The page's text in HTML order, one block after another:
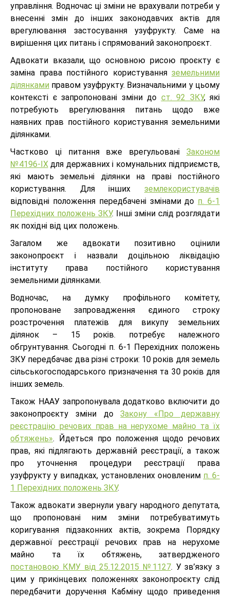
управління. Водночас ці зміни не врахували потреби у
внесенні змін до інших законодавчих актів для
врегулювання застосування узуфрукту. Саме на
вирішення цих питань і спрямований законопроєкт.
Адвокати вказали, що основною рисою проєкту є
заміна права постійного користування земельними
ділянками правом узуфрукту. Визначальними у цьому
контексті є запропоновані зміни до ст. 92 ЗКУ, які
потребують врегулювання питань щодо вже
наявних прав постійного користування земельними
ділянками.
Частково ці питання вже врегульовані Законом
№4196-IXдля державних і комунальних підприємств,
які мають земельні ділянки на праві постійного
користування. Для інших землекористувачів
відповідні положення передбачені змінами до п. 6-1
Перехідних положень ЗКУ. Інші зміни слід розглядати
як похідні від цих положень.
Загалом же адвокати позитивно оцінили
законопроєкт і назвали доцільною ліквідацію
інституту права постійного користування
земельними ділянками.
Водночас, на думку профільного комітету,
пропоноване запровадження єдиного строку
розстрочення платежів для викупу земельних
ділянок – 15 років. потребує належного
обгрунтування. Сьогодні п. 6-1 Перехідних положень
ЗКУ передбачає два різні строки: 10 років для земель
сільськогосподарського призначення та 30 років для
інших земель.
Також НААУ запропонувала додатково включити до
законопроєкту зміни доЗакону «Про державну
реєстрацію речових прав на нерухоме майно та їх
обтяжень». Йдеться про положення щодо речових
прав, які підлягають державній реєстрації, а також
про уточнення процедури реєстрації права
узуфрукту у випадках, установлених оновленим п. 6-
1 Перехідних положень ЗКУ.
Також адвокати звернули увагу народного депутата,
що пропоновані ним зміни потребуватимуть
коригування підзаконних актів, зокрема Порядку
державної реєстрації речових прав на нерухоме
майно та їх обтяжень, затвердженого
постановою КМУ від 25.12.2015 №1127. У зв’язку з
цим у прикінцевих положеннях законопроєкту слід
передбачити доручення Кабміну щодо приведення